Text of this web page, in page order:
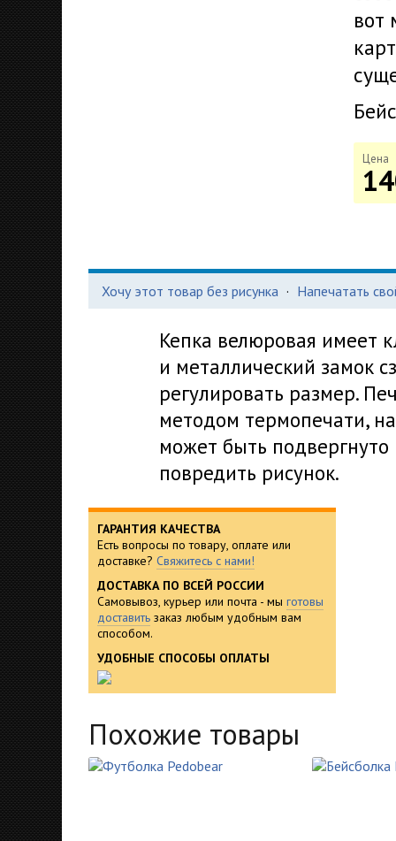
вот
Цена
Хочу этот товар без рисунка · Напечатать
Кепка велюровая имеет
и металлический замок
регулировать размер.
методом термопечати,
может быть
повредить рисунок.
ГАРАНТИЯ КАЧЕСТВА
Есть вопросы по товару, оплате или
доставке? Свяжитесь с нами!
ДОСТАВКА ПО ВСЕЙ РОССИИ
Самовывоз, курьер или почта - мы готовы
доставить заказ любым удобным вам
способом.
УДОБНЫЕ СПОСОБЫ ОПЛАТЫ
Похожие товары